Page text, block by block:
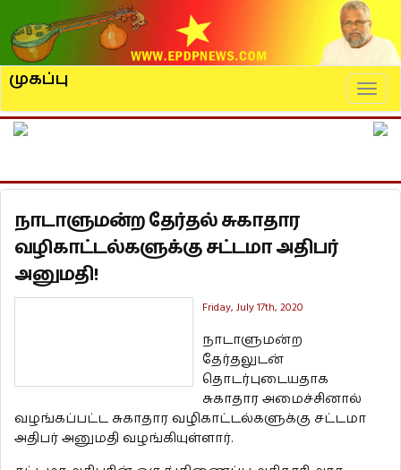
முகப்பு
நாடாளுமன்ற தேர்தல் சுகாதார
வழிகாட்டல்களுக்கு சட்டமா அதிபர்
அனுமதி!
Friday, July 17th, 2020
நாடாளுமன்ற
தேர்தலுடன்
தொடர்புடையதாக
சுகாதார அமைச்சினால்
வழங்கப்பட்ட சுகாதார வழிகாட்டல்களுக்கு சட்டமா
அதிபர் அனுமதி வழங்கியுள்ளார்.